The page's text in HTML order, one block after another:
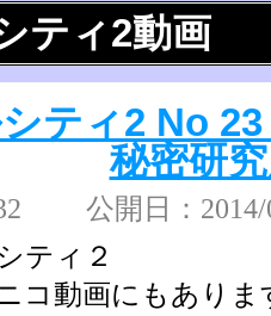
ティ2動画
ティ2 No
秘密研
公開日：2014/
ティ２
コ動画にもありま